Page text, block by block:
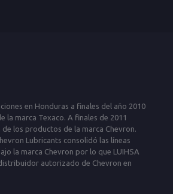
en Honduras a finales del año 2010
la marca Texaco. A finales de 2011
los productos de la marca Chevron.
Lubricants consolidó las líneas
la marca Chevron por lo que LUIHSA
autorizado de Chevron en